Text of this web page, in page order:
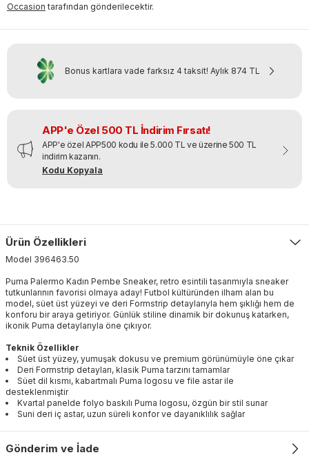
Occasion tarafından gönderilecektir.
Bonus kartlara vade farksız 4 taksit! Aylık 874 TL
APP'e Özel 500 TL İndirim Fırsatı!
APP'e özel APP500 kodu ile 5.000 TL ve üzerine 500 TL
indirim kazanın.
Kodu Kopyala
Ürün Özellikleri
Model 396463.50
Puma Palermo Kadın Pembe Sneaker, retro esintili tasarımıyla sneaker
tutkunlarının favorisi olmaya aday! Futbol kültüründen ilham alan bu
model, süet üst yüzeyi ve deri Formstrip detaylarıyla hem şıklığı hem de
konforu bir araya getiriyor. Günlük stiline dinamik bir dokunuş katarken,
ikonik Puma detaylarıyla öne çıkıyor.
Teknik Özellikler
Süet üst yüzey, yumuşak dokusu ve premium görünümüyle öne çıkar
Deri Formstrip detayları, klasik Puma tarzını tamamlar
Süet dil kısmı, kabartmalı Puma logosu ve file astar ile
desteklenmiştir
Kvartal panelde folyo baskılı Puma logosu, özgün bir stil sunar
Suni deri iç astar, uzun süreli konfor ve dayanıklılık sağlar
Gönderim ve İade